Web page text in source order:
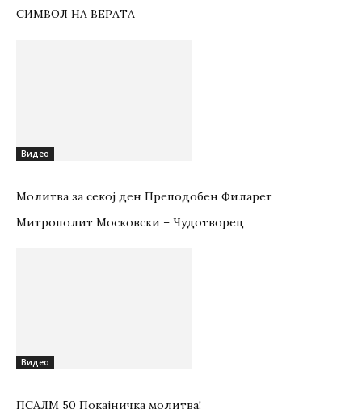
СИМВОЛ НА ВЕРАТА
Видео
Молитва за секој ден Преподобен Филарет
Митрополит Московски – Чудотворец
Видео
ПСАЛМ 50 Покајничка молитва!